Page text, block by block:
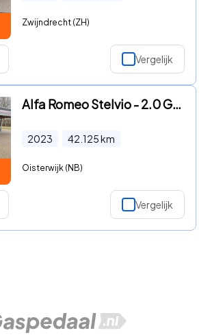
Zwijndrecht (ZH)
Vergelijk
Alfa Romeo Stelvio - 2.0 GME 280pk Aut AWD Veloce Panoramadak
2023 42.125km
Oisterwijk (NB)
Vergelijk